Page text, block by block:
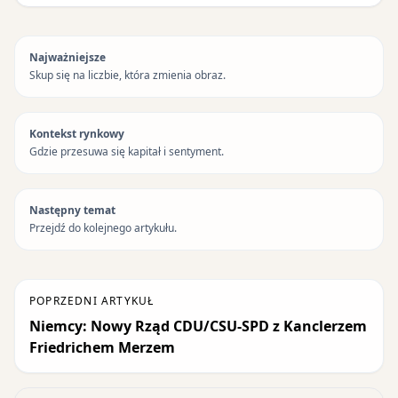
Najważniejsze
Skup się na liczbie, która zmienia obraz.
Kontekst rynkowy
Gdzie przesuwa się kapitał i sentyment.
Następny temat
Przejdź do kolejnego artykułu.
POPRZEDNI ARTYKUŁ
Niemcy: Nowy Rząd CDU/CSU-SPD z Kanclerzem
Friedrichem Merzem